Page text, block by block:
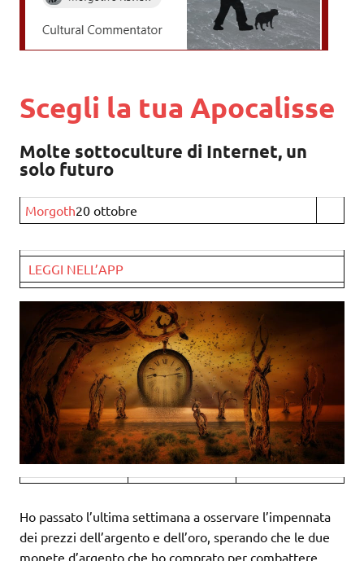
Scegli la tua Apocalisse
Molte sottoculture di Internet, un
solo futuro
Morgoth20 ottobre
LEGGI NELL’APP
Ho passato l’ultima settimana a osservare l’impennata
dei prezzi dell’argento e dell’oro, sperando che le due
monete d’argento che ho comprato per combattere